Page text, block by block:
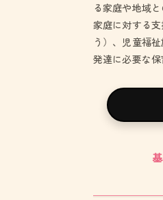
る家庭や地域
家庭に対する
う）、児童福
発達に必要な保